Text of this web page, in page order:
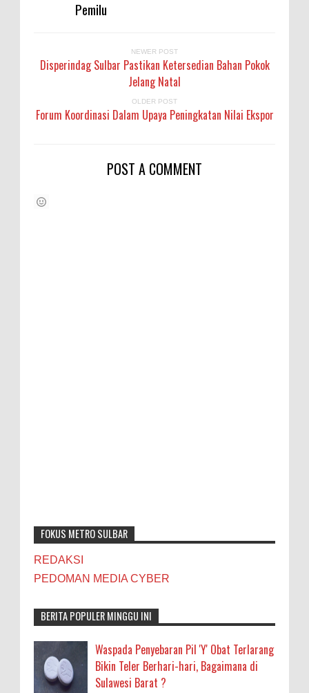
Pemilu
NEWER POST
Disperindag Sulbar Pastikan Ketersedian Bahan Pokok
Jelang Natal
OLDER POST
Forum Koordinasi Dalam Upaya Peningkatan Nilai Ekspor
POST A COMMENT
FOKUS METRO SULBAR
REDAKSI
PEDOMAN MEDIA CYBER
BERITA POPULER MINGGU INI
Waspada Penyebaran Pil 'Y' Obat Terlarang
Bikin Teler Berhari-hari, Bagaimana di
Sulawesi Barat ?